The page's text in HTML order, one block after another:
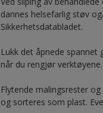
dannes helsefarlig støv
Sikkerhetsdatabladet.
Lukk det åpnede
når du rengjør verktøyene.
Flytende malingsrester
og sorteres som plast.